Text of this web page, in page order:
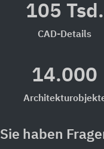
105 Tsd.
CAD-Details
14.000
Sie haben